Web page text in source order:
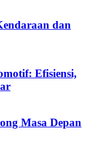
dan
Efisiensi,
Masa Depan